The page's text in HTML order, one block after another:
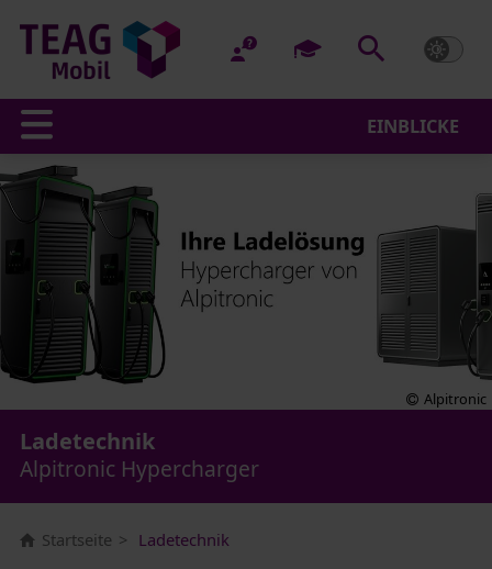
EINBLICKE
Alpitronic
Ladetechnik
Alpitronic Hypercharger
Startseite Ladetechnik